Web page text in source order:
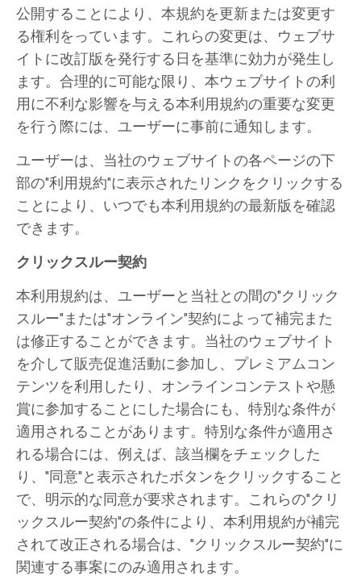
公開することにより、本規約を更新または変更す
る権利をっています。これらの変更は、ウェブサ
イトに改訂版を発行する日を基準に効力が発生し
ます。合理的に可能な限り、本ウェブサイトの利
用に不利な影響を与える本利用規約の重要な変更
を行う際には、ユーザーに事前に通知します。
ユーザーは、当社のウェブサイトの各ページの下
部の"利用規約"に表示されたリンクをクリックする
ことにより、いつでも本利用規約の最新版を確認
できます。
クリックスルー契約
本利用規約は、ユーザーと当社との間の"クリック
スルー"または"オンライン"契約によって補完また
は修正することができます。当社のウェブサイト
を介して販売促進活動に参加し、プレミアムコン
テンツを利用したり、オンラインコンテストや懸
賞に参加することにした場合にも、特別な条件が
適用されることがあります。特別な条件が適用さ
れる場合には、例えば、該当欄をチェックした
り、"同意"と表示されたボタンをクリックすること
で、明示的な同意が要求されます。これらの"クリ
ックスルー契約"の条件により、本利用規約が補完
されて改正される場合は、"クリックスルー契約"に
関連する事案にのみ適用されます。